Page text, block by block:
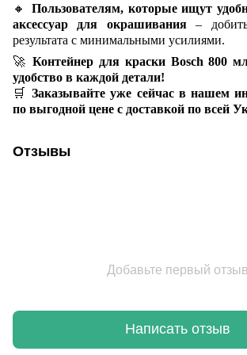
🔸 Пользователям, которые ищут
аксессуар для окрашивания–
результата с минимальными усилиями.
🚀Контейнер для краски Bosch 800
удобство в каждой детали!
🛒Заказывайте уже сейчас в нашем
по выгодной цене с доставкой по всей
Отзывы
Добавьте первый отзыв
Написать отзыв